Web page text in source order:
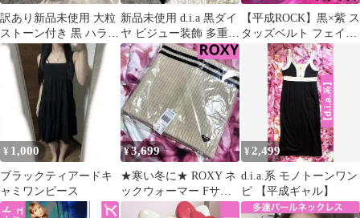
訳あり新品未使用 大粒
ストーン付き 黒 ハラコ
牛毛 レディースベルト
韓国系
新品未使用 d.i.a 黒ダイ
ヤ ビジュー装飾 多重チ
ェーン付きベルト シル
バー
【平成ROCK】黒×紫 ス
タッズベルト フェイク
レザーベルト パンクロ
¥ 1,000
ブラックティアードキ
ャミワンピース
¥3,699
★寒い冬に★ ROXY ネ
ックウォーマー Fサイ
ズ ベージュ ニット ロ
¥ 2,499
d.i.a.系 モノトーンワン
ピ 【平成ギャル】